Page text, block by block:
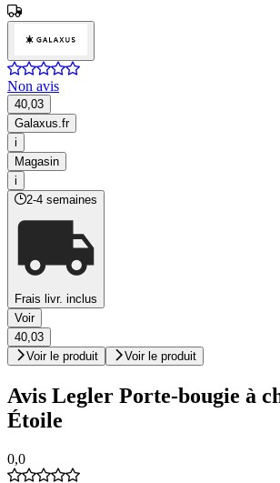
Non avis
40,03
Galaxus.fr
i
Magasin
i
2-4 semaines
Frais livr. inclus
Voir
40,03
Voir le produit
Voir le produit
Avis Legler Porte-bougie à
Étoile
0,0